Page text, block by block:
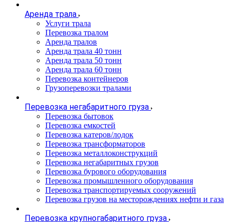
Аренда трала
Услуги трала
Перевозка тралом
Аренда тралов
Аренда трала 40 тонн
Аренда трала 50 тонн
Аренда трала 60 тонн
Перевозка контейнеров
Грузоперевозки тралами
Перевозка негабаритного груза
Перевозка бытовок
Перевозка емкостей
Перевозка катеров/лодок
Перевозка трансформаторов
Перевозка металлоконструкций
Перевозка негабаритных грузов
Перевозка бурового оборудования
Перевозка промышленного оборудования
Перевозка транспортируемых сооружений
Перевозка грузов на месторождениях нефти и газа
Перевозка крупногабаритного груза